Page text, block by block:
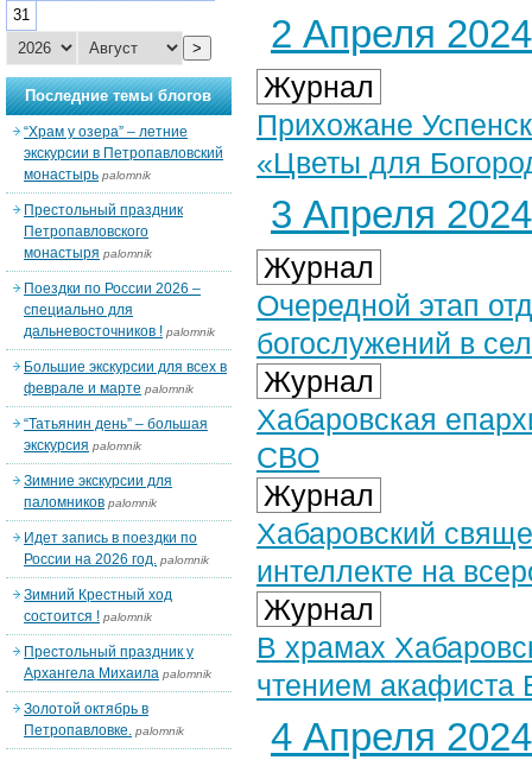
2 Апреля 2024
Журнал
Прихожане
«Цветы для
3 Апреля 2024
Журнал
Очередной этап
богослужений в
Журнал
Хабаровская
СВО
Журнал
Хабаровский
интеллекте на
Журнал
В храмах
чтением акафиста
4 Апреля 2024
31
>
Последние темы блогов
“Храм у озера” – летние
экскурсии в Петропавловский
монастырь palomnik
Престольный праздник
Петропавловского
монастыря palomnik
Поездки по России 2026 –
специально для
дальневосточников ! palomnik
Большие экскурсии для всех в
феврале и марте palomnik
“Татьянин день” – большая
экскурсия palomnik
Зимние экскурсии для
паломников palomnik
Идет запись в поездки по
России на 2026 год. palomnik
Зимний Крестный ход
состоится ! palomnik
Престольный праздник у
Архангела Михаила palomnik
Золотой октябрь в
Петропавловке. palomnik